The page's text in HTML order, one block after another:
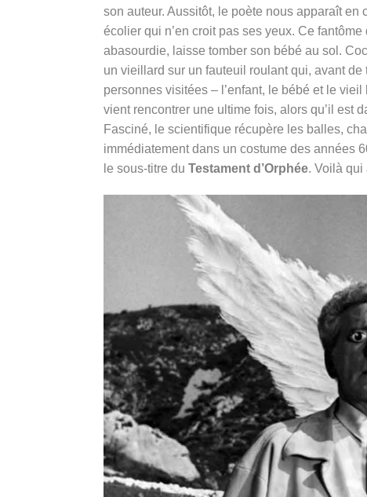
son auteur. Aussitôt, le poète nous apparaît en
écolier qui n’en croit pas ses yeux. Ce
abasourdie, laisse tomber son bébé au sol.
un vieillard sur un fauteuil roulant qui, avant
personnes visitées – l’enfant, le bébé et le
vient rencontrer une ultime fois, alors qu’il est
Fasciné, le scientifique récupère les balles,
immédiatement dans un costume des années
le sous-titre du Testament d’Orphée. Voilà qui